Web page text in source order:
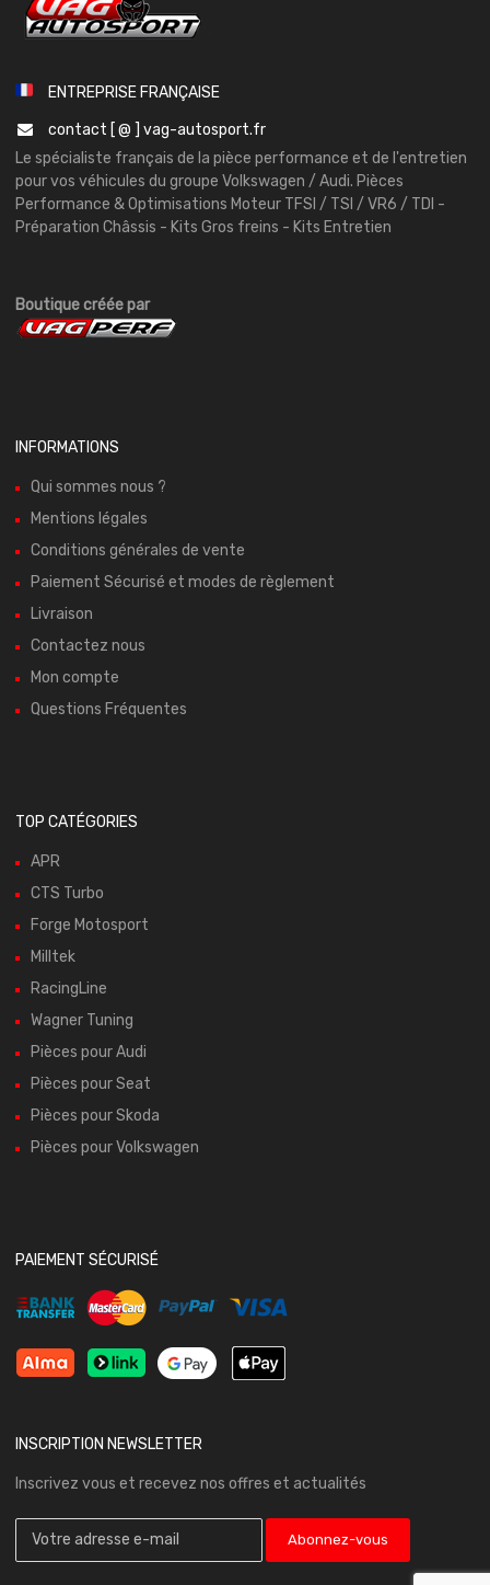
ENTREPRISE FRANÇAISE
contact [ @ ] vag-autosport.fr
Le spécialiste français de la pièce performance et de l'entretien
pour vos véhicules du groupe Volkswagen / Audi. Pièces
Performance & Optimisations Moteur TFSI / TSI / VR6 / TDI -
Préparation Châssis - Kits Gros freins - Kits Entretien
Boutique créée par
INFORMATIONS
Qui sommes nous ?
Mentions légales
Conditions générales de vente
Paiement Sécurisé et modes de règlement
Livraison
Contactez nous
Mon compte
Questions Fréquentes
TOP CATÉGORIES
APR
CTS Turbo
Forge Motosport
Milltek
RacingLine
Wagner Tuning
Pièces pour Audi
Pièces pour Seat
Pièces pour Skoda
Pièces pour Volkswagen
PAIEMENT SÉCURISÉ
INSCRIPTION NEWSLETTER
Inscrivez vous et recevez nos offres et actualités